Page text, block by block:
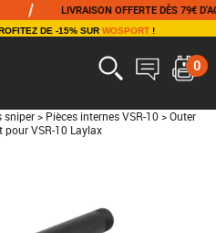
LIVRAISON OFFERTE DÈS 79€
DE -15% SUR WOSPORT!
0
sniper > Pièces internes VSR-10 > Outer
pour VSR-10 Laylax